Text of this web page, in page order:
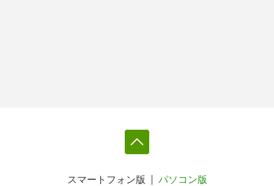
スマートフォン版 パソコン版